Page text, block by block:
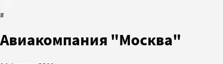
#
Авиакомпания "Москва"